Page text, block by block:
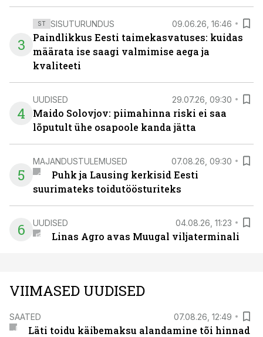
3
ST SISUTURUNDUS 09.06.26, 16:46
Paindlikkus Eesti taimekasvatuses: kuidas
määrata ise saagi valmimise aega ja
kvaliteeti
4
UUDISED 29.07.26, 09:30
Maido Solovjov: piimahinna riski ei saa
lõputult ühe osapoole kanda jätta
5
MAJANDUSTULEMUSED 07.08.26, 09:30
Puhk ja Lausing kerkisid Eesti
suurimateks toidutöösturiteks
6 UUDISED 04.08.26, 11:23
Linas Agro avas Muugal viljaterminali
VIIMASED UUDISED
SAATED 07.08.26, 12:49
Läti toidu käibemaksu alandamine tõi hinnad